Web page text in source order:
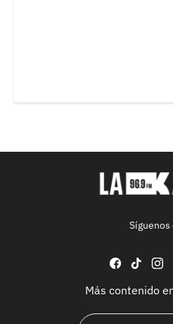
Síguenos
facebook
tiktok
Más contenido